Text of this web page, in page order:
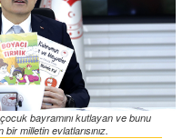
bayramını kutlayan ve bunu
milletin evlatlarısınız.